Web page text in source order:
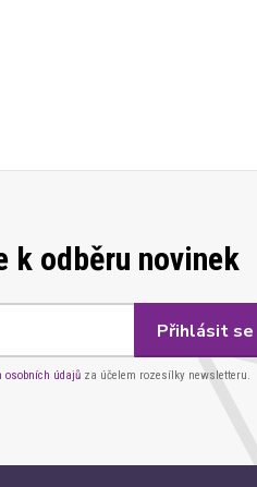
k odběru novinek
Přihlásit se
osobních údajů za účelem rozesílky newsletteru.